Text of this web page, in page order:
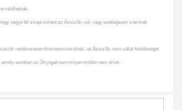
találhatóak.
vegye fel a kapcsolatot az Ázsia Bt.-vel, vagy esetlegesen a termék
rendszeresen frissítésre kerülnek, az Ázsia Bt. nem vállal felelősséget
azonban az Ön jogait semmilyen módon nem érinti.